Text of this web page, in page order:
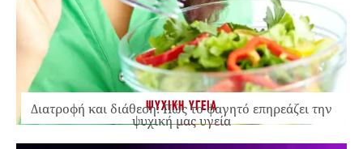
ΨΥΧΙΚΗ ΥΓΕΙΑ
Διατροφή και διάθεση: Πώς το φαγητό επηρεάζει την
ψυχική μας υγεία